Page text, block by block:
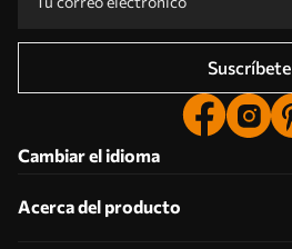
Suscríbete
Cambiar el idioma
Acerca del producto